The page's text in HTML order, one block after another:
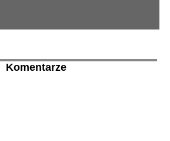
Komentarze